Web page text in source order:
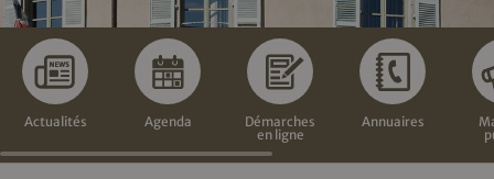
Actualités Agenda
Démarches
en ligne
Annuaires